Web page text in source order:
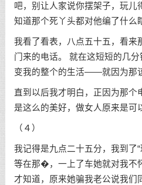
吧，别让人家说你摆架子，玩
知道那个死丫头都对他编了什么
我看了看表，八点五十五，看来
门来的电话。 就在这短短的几
变我的整个的生活——就因为那
直到以后我才明白，正因为那个
是这么的美好，做女人原来是
（４）
我记得是九点二十五分，我到了
等在那�，一上了车她就对我不
才知道，原来她骗我老公说我们